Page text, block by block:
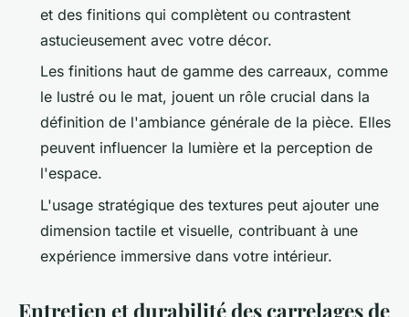
et des finitions qui complètent ou contrastent
astucieusement avec votre décor.
Les finitions haut de gamme des carreaux, comme
le lustré ou le mat, jouent un rôle crucial dans la
définition de l'ambiance générale de la pièce. Elles
peuvent influencer la lumière et la perception de
l'espace.
L'usage stratégique des textures peut ajouter une
dimension tactile et visuelle, contribuant à une
expérience immersive dans votre intérieur.
Entretien et durabilité des carrelages de